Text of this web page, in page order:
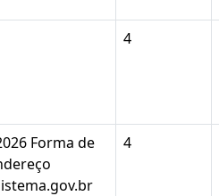
4
Forma de
4